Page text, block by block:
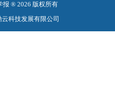
报 ® 2026 版权所有
科技发展有限公司